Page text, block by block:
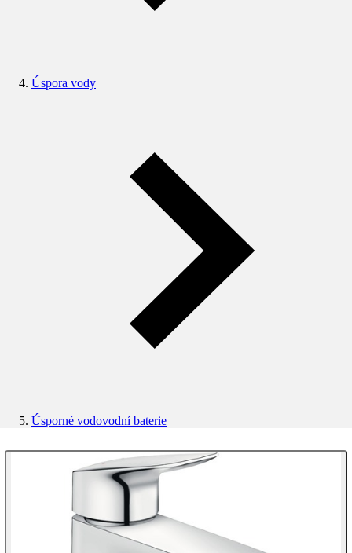
Úspora vody
Úsporné vodovodní baterie